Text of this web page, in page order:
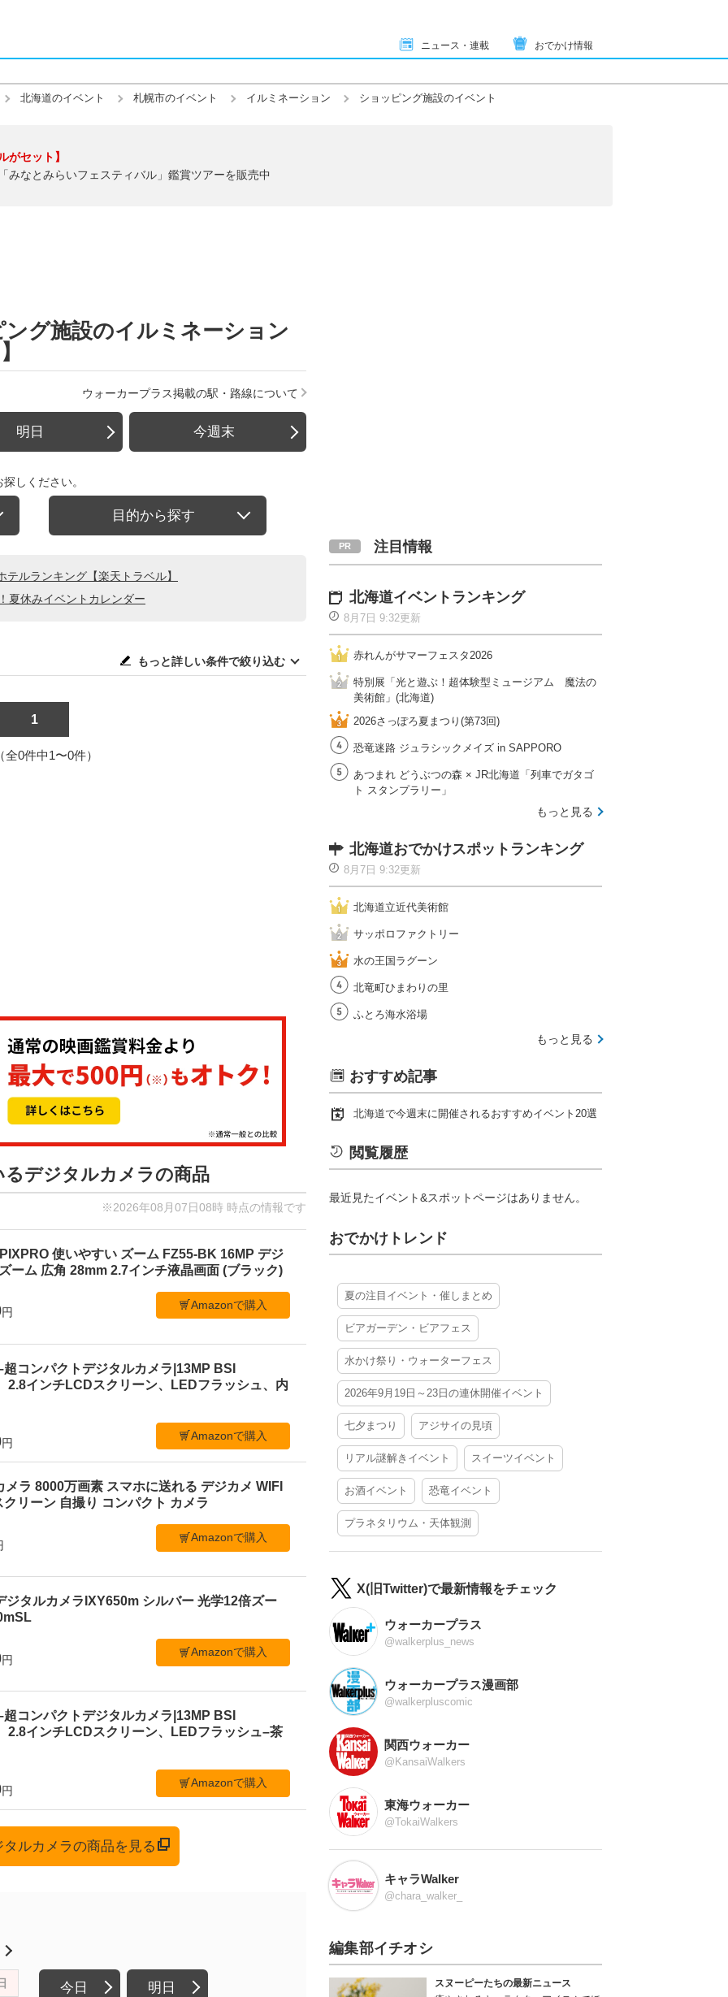
ニュース・連載 おでかけ情報
北海道のイベント 札幌市のイベント イルミネーション ショッピング施設のイベント
がセット】
みなとみらいフェスティバル」鑑賞ツアーを販売中
グ施設のイルミネーション
ウォーカープラス掲載の駅・路線について
明日 今週末
しください。
目的から探す
ルランキング【楽天トラベル】
夏休みイベントカレンダー
もっと詳しい条件で絞り込む
1
全0件中1〜0件）
デジタルカメラの商品
※2026年08月07日08時 時点の情報です
使いやすい ズーム FZ55-BK 16MP デジ
ーム 広角 28mm 2.7インチ液晶画面 (ブラック)
円
Amazonで購入
コンパクトデジタルカメラ|13MP BSI
2.8インチLCDスクリーン、LEDフラッシュ、内
円
Amazonで購入
ラ 8000万画素 スマホに送れる デジカメ WIFI
リーン 自撮り コンパクト カメラ
Amazonで購入
タルカメラIXY650m シルバー 光学12倍ズー
円
Amazonで購入
コンパクトデジタルカメラ|13MP BSI
2.8インチLCDスクリーン、LEDフラッシュ–茶
円
Amazonで購入
ルカメラの商品を見る
今日 明日
注目情報
北海道イベントランキング
8月7日 9:32更新
赤れんがサマーフェスタ2026
特別展「光と遊ぶ！超体験型ミュージアム 魔法の
美術館」(北海道)
2026さっぽろ夏まつり(第73回)
恐竜迷路 ジュラシックメイズ in SAPPORO
あつまれ どうぶつの森 × JR北海道「列車でガタゴ
ト スタンプラリー」
もっと見る
北海道おでかけスポットランキング
8月7日 9:32更新
北海道立近代美術館
サッポロファクトリー
水の王国ラグーン
北竜町ひまわりの里
ふとろ海水浴場
もっと見る
おすすめ記事
北海道で今週末に開催されるおすすめイベント20選
閲覧履歴
最近見たイベント&スポットページはありません。
おでかけトレンド
夏の注目イベント・催しまとめ
ビアガーデン・ビアフェス
水かけ祭り・ウォーターフェス
2026年9月19日～23日の連休開催イベント
七夕まつり アジサイの見頃
リアル謎解きイベント スイーツイベント
お酒イベント 恐竜イベント
プラネタリウム・天体観測
X(旧Twitter)で最新情報をチェック
ウォーカープラス
@walkerplus_news
ウォーカープラス漫画部
@walkerpluscomic
関西ウォーカー
@KansaiWalkers
東海ウォーカー
@TokaiWalkers
キャラWalker
@chara_walker_
編集部イチオシ
スヌーピーたちの最新ニュース